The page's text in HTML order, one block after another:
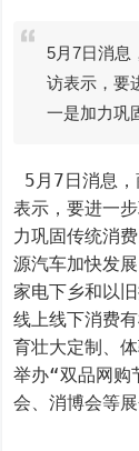
5月7日消息
访表示，要
一是加力巩
表示，要进一
力巩固传统消
源汽车加快发
家电下乡和以
线上线下消费
育壮大定制、
举办“双品网购
会、消博会等